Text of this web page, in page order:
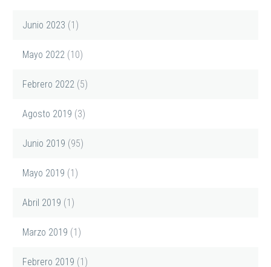
Junio 2023 (1)
Mayo 2022 (10)
Febrero 2022 (5)
Agosto 2019 (3)
Junio 2019 (95)
Mayo 2019 (1)
Abril 2019 (1)
Marzo 2019 (1)
Febrero 2019 (1)